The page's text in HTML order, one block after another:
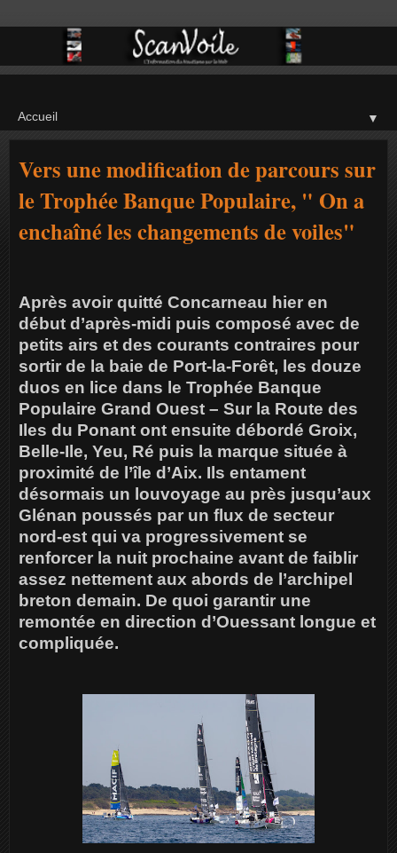
▼
Vers une modification de parcours sur
le Trophée Banque Populaire, " On a
enchaîné les changements de voiles"
Après avoir quitté Concarneau hier en
début d’après-midi puis composé avec de
petits airs et des courants contraires pour
sortir de la baie de Port-la-Forêt, les douze
duos en lice dans le Trophée Banque
Populaire Grand Ouest – Sur la Route des
Iles du Ponant ont ensuite débordé Groix,
Belle-Ile, Yeu, Ré puis la marque située à
proximité de l’île d’Aix. Ils entament
désormais un louvoyage au près jusqu’aux
Glénan poussés par un flux de secteur
nord-est qui va progressivement se
renforcer la nuit prochaine avant de faiblir
assez nettement aux abords de l’archipel
breton demain. De quoi garantir une
remontée en direction d’Ouessant longue et
compliquée.